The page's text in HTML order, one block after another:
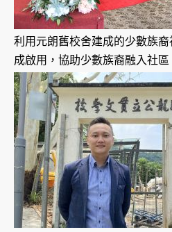
利用元朗舊校舍建成的少數族
成啟用，協助少數族裔融入社區